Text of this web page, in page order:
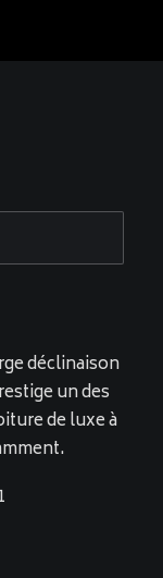
déclinaison
un des
de luxe à